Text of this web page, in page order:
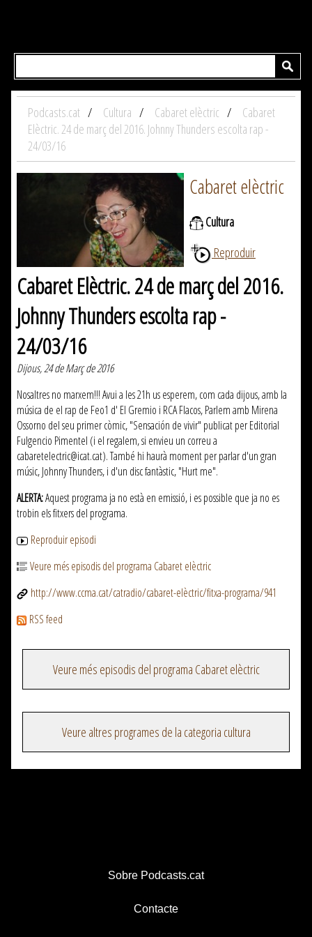
Podcasts.cat Cultura Cabaret elèctric
Cabaret
Elèctric. 24 de març del 2016. Johnny Thunders escolta rap -
24/03/16
Cabaret elèctric
Cultura
Reproduir
Cabaret Elèctric. 24 de març del 2016.
Johnny Thunders escolta rap -
24/03/16
Dijous, 24 de Març de 2016
Nosaltres no marxem!!! Avui a les 21h us esperem, com cada dijous, amb la
música de el rap de Feo1 d' El Gremio i RCA Flacos, Parlem amb Mirena
Ossorno del seu primer còmic, "Sensación de vivir" publicat per Editorial
Fulgencio Pimentel (i el regalem, si envieu un correu a
cabaretelectric@icat.cat). També hi haurà moment per parlar d'un gran
músic, Johnny Thunders, i d'un disc fantàstic, "Hurt me".
ALERTA:Aquest programa ja no està en emissió, i es possible que ja no es
trobin els fitxers del programa.
Reproduir episodi
Veure més episodis del programa Cabaret elèctric
http://www.ccma.cat/catradio/cabaret-elèctric/fitxa-programa/941
RSS feed
Veure més episodis del programa Cabaret elèctric
Veure altres programes de la categoria cultura
Sobre Podcasts.cat
Contacte